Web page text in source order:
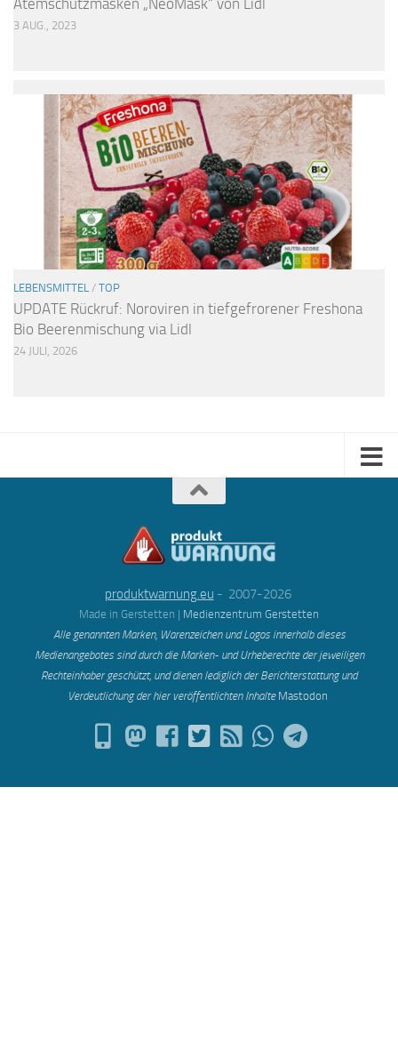
3 AUG., 2023
LEBENSMITTEL / TOP
UPDATE Rückruf: Noroviren in tiefgefrorener Freshona
Bio Beerenmischung via Lidl
24 JULI, 2026
produktwarnung.eu - 2007-2026
Made in Gerstetten | Medienzentrum Gerstetten
Alle genannten Marken, Warenzeichen und Logos innerhalb dieses
Medienangebotes sind durch die Marken- und Urheberechte der jeweiligen
Rechteinhaber geschützt, und dienen lediglich der Berichterstattung und
Verdeutlichung der hier veröffentlichten Inhalte Mastodon